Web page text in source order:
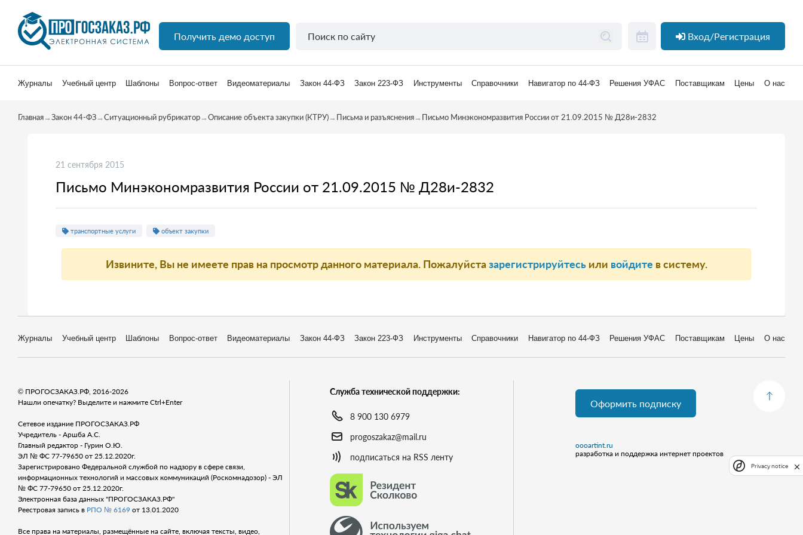
Получить демо доступ Вход/Регистрация
Журналы Учебный центр Шаблоны Вопрос-ответ Видеоматериалы Закон 44-ФЗ Закон 223-ФЗ Инструменты Справочники Навигатор по 44-ФЗ Решения УФАС Поставщикам Цены О нас
Главная→Закон 44-ФЗ→Ситуационный рубрикатор→Описание объекта закупки (КТРУ)→Письма и разъяснения→Письмо Минэкономразвития России от 21.09.2015 № Д28и-2832
21 сентября 2015
Письмо Минэкономразвития России от 21.09.2015 № Д28и-2832
транспортные услуги объект закупки
Извините, Вы не имеете прав на просмотр данного материала. Пожалуйстазарегистрируйтесьили войдите в систему.
Журналы Учебный центр Шаблоны Вопрос-ответ Видеоматериалы Закон 44-ФЗ Закон 223-ФЗ Инструменты Справочники Навигатор по 44-ФЗ Решения УФАС Поставщикам Цены О нас
© ПРОГОСЗАКАЗ.РФ, 2016-2026
Нашли опечатку? Выделите и нажмите Ctrl+Enter
Сетевое издание ПРОГОСЗАКАЗ.РФ
Учредитель - Аршба А.С.
Главный редактор - Гурин О.Ю.
ЭЛ № ФС 77-79650 от 25.12.2020г.
Зарегистрировано Федеральной службой по надзору в сфере связи,
информационных технологий и массовых коммуникаций (Роскомнадозор) - ЭЛ
№ ФС 77-79650 от 25.12.2020г.
Электронная база данных "ПРОГОСЗАКАЗ.РФ"
Реестровая запись в РПО № 6169 от 13.01.2020
Все права на материалы, размещённые на сайте, включая тексты, видео,
Служба технической поддержки:
8 900 130 6979
progoszakaz@mail.ru
подписаться на RSS ленту
Оформить подписку
oooartint.ru
разработка и поддержка интернет проектов
Privacy notice